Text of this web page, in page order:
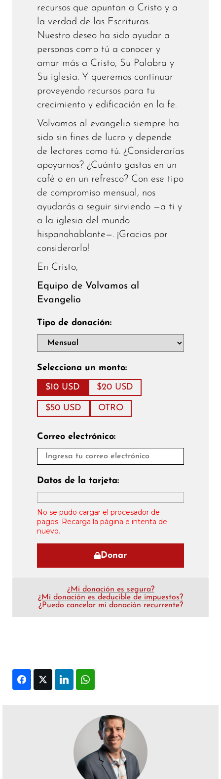
recursos que apuntan a Cristo y a
la verdad de las Escrituras.
Nuestro deseo ha sido ayudar a
personas como tú a conocer y
amar más a Cristo, Su Palabra y
Su iglesia. Y queremos continuar
proveyendo recursos para tu
crecimiento y edificación en la fe.
Volvamos al evangelio siempre ha
sido sin fines de lucro y depende
de lectores como tú. ¿Considerarías
apoyarnos? ¿Cuánto gastas en un
café o en un refresco? Con ese tipo
de compromiso mensual, nos
ayudarás a seguir sirviendo —a ti y
a la iglesia del mundo
hispanohablante—. ¡Gracias por
considerarlo!
En Cristo,
Equipo de Volvamos al
Evangelio
Tipo de donación:
Selecciona un monto:
$10 USD $20 USD
$50 USD OTRO
Correo electrónico:
Datos de la tarjeta:
No se pudo cargar el procesador de
pagos. Recarga la página e intenta de
nuevo.
Donar
¿Mi donación es segura?
¿Mi donación es deducible de impuestos?
¿Puedo cancelar mi donación recurrente?
FacebookTwitter LinkedIn